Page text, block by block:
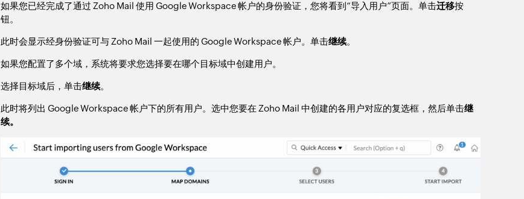
如果您已经完成了通过 Zoho Mail 使用 Google Workspace 帐户的身份验证，您将看到“导入用户”页面。单击迁移按
钮。
此时会显示经身份验证可与 Zoho Mail 一起使用的 Google Workspace 帐户。单击继续。
如果您配置了多个域，系统将要求您选择要在哪个目标域中创建用户。
选择目标域后，单击继续。
此时将列出 Google Workspace 帐户下的所有用户。选中您要在 Zoho Mail 中创建的各用户对应的复选框，然后单击继
续。